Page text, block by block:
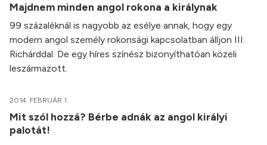
Majdnem minden angol rokona a királynak
99 százaléknál is nagyobb az esélye annak, hogy egy
modern angol személy rokonsági kapcsolatban álljon III.
Richárddal. De egy híres színész bizonyíthatóan közeli
leszármazott.
2014. FEBRUÁR 1.
Mit szól hozzá? Bérbe adnák az angol királyi
palotát!